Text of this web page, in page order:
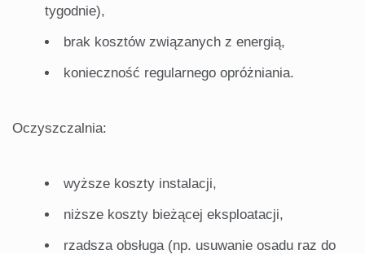
tygodnie),
brak kosztów związanych z energią,
konieczność regularnego opróżniania.
Oczyszczalnia:
wyższe koszty instalacji,
niższe koszty bieżącej eksploatacji,
rzadsza obsługa (np. usuwanie osadu raz do